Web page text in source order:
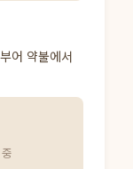
어 약불에서